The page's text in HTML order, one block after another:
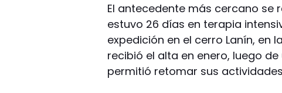
El antecedente más cercano se
estuvo 26 días en terapia
expedición en el cerro Lanín, en
recibió el alta en enero, luego
permitió retomar sus